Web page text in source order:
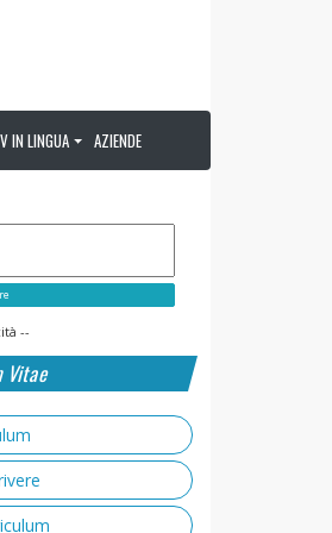
IN LINGUA AZIENDE
--
Vitae